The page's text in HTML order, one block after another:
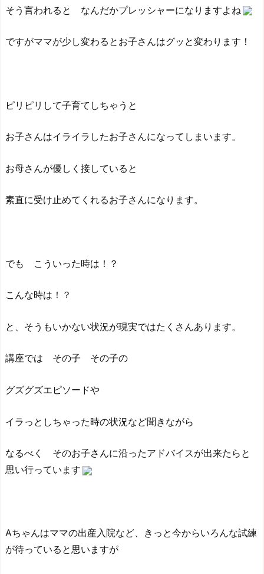
そう言われると なんだかプレッシャーになりますよね
ですがママが少し変わるとお子さんはグッと変わります！
ピリピリして子育てしちゃうと
お子さんはイライラしたお子さんになってしまいます。
お母さんが優しく接していると
素直に受け止めてくれるお子さんになります。
でも こういった時は！？
こんな時は！？
と、そうもいかない状況が現実ではたくさんあります。
講座では その子 その子の
グズグズエピソードや
イラっとしちゃった時の状況など聞きながら
なるべく そのお子さんに沿ったアドバイスが出来たらと
思い行っています
Aちゃんはママの出産入院など、きっと今からいろんな試練
が待っていると思いますが